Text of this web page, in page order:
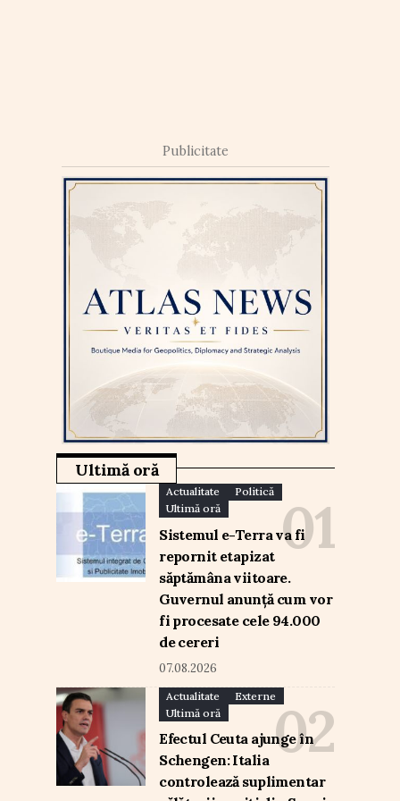
Publicitate
Ultimă oră
Actualitate
Politică
Ultimă oră
Sistemul e-Terra va fi
repornit etapizat
săptămâna viitoare.
Guvernul anunță cum vor
fi procesate cele 94.000
de cereri
07.08.2026
Actualitate
Externe
Ultimă oră
Efectul Ceuta ajunge în
Schengen: Italia
controlează suplimentar